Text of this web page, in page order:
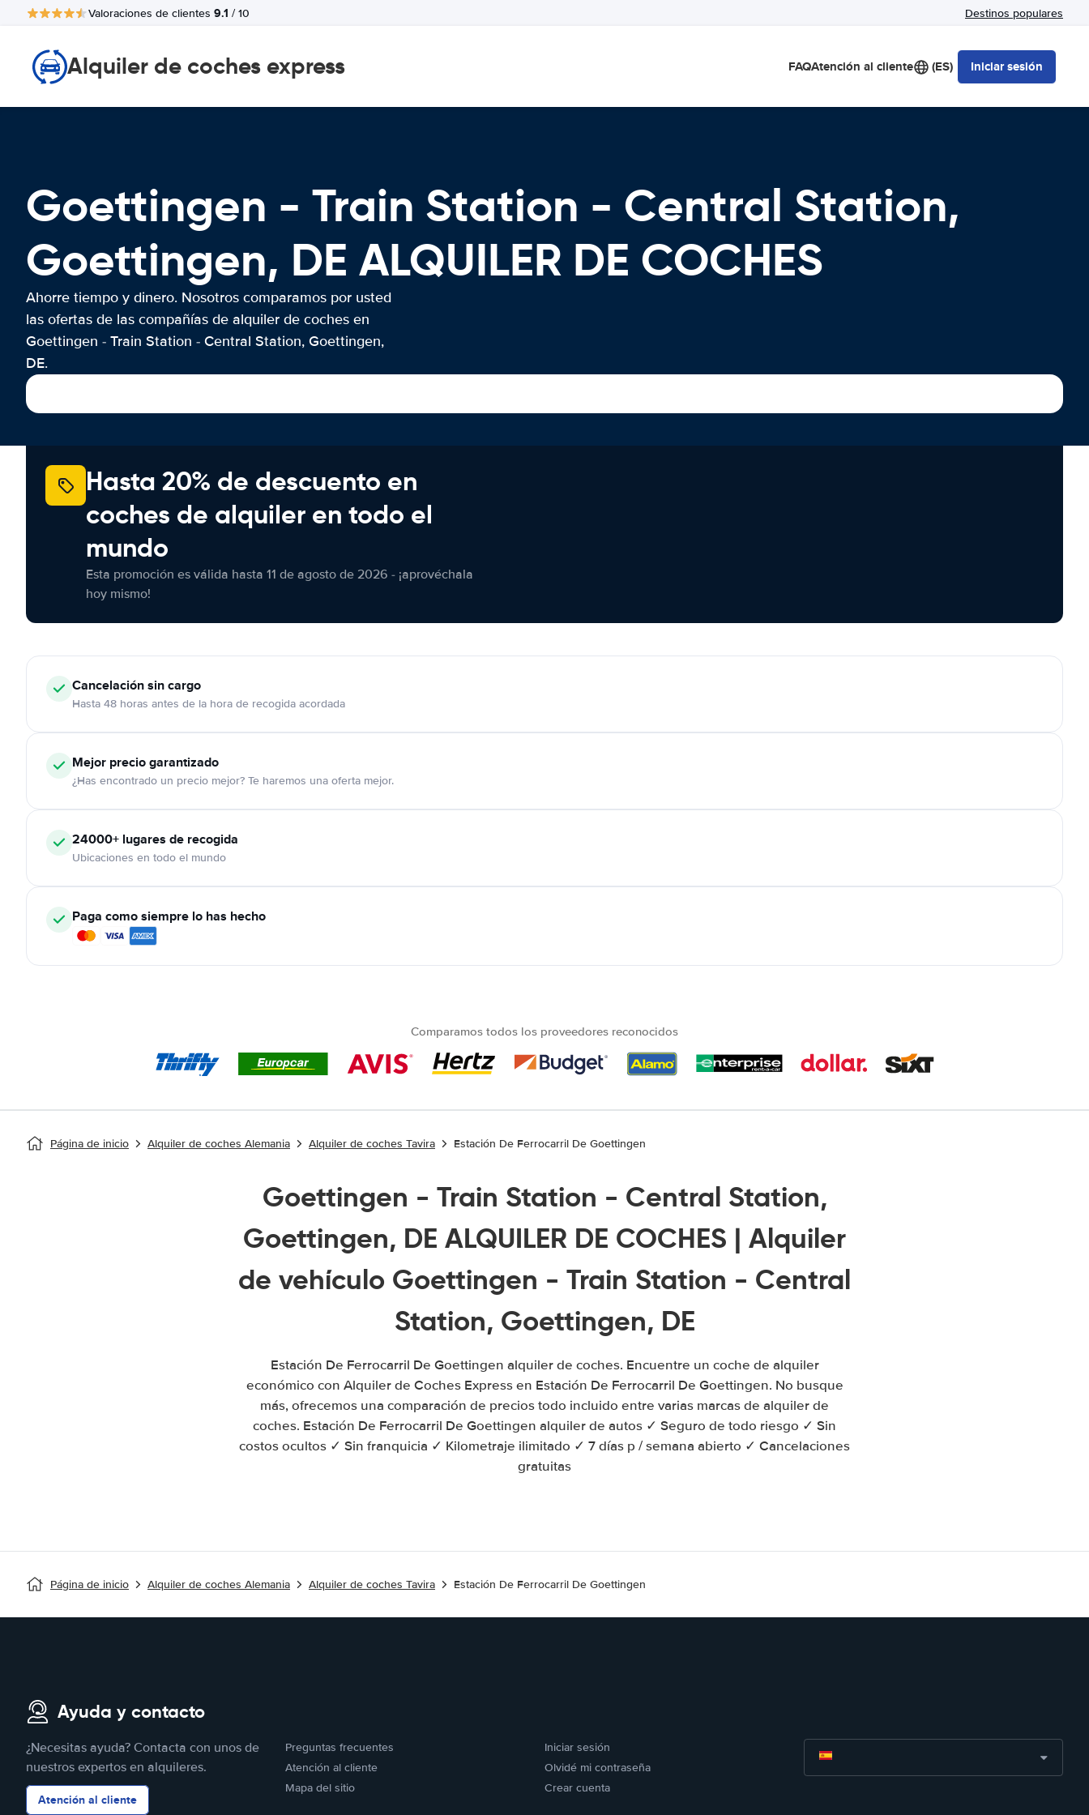
Valoraciones de clientes 9.1 / 10 Destinos populares
Alquiler de coches express FAQAtención al cliente (ES) Iniciar sesión
Goettingen - Train Station - Central Station,
Goettingen, DE ALQUILER DE COCHES
Ahorre tiempo y dinero. Nosotros comparamos por usted
las ofertas de las compañías de alquiler de coches en
Goettingen - Train Station - Central Station, Goettingen,
DE.
Hasta 20% de descuento en
coches de alquiler en todo el
mundo
Esta promoción es válida hasta 11 de agosto de 2026 - ¡aprovéchala
hoy mismo!
Cancelaciónsin cargo
Hasta 48 horas antes de la hora de recogida acordada
Mejor precio garantizado
¿Has encontrado un precio mejor? Te haremos una oferta mejor.
24000+ lugares de recogida
Ubicaciones en todo el mundo
Paga como siempre lo has hecho
Comparamos todos los proveedores reconocidos
Página de inicio Alquiler de coches Alemania Alquiler de coches Tavira Estación De Ferrocarril De Goettingen
Goettingen - Train Station - Central Station,
Goettingen, DE ALQUILER DE COCHES | Alquiler
de vehículo Goettingen - Train Station - Central
Station, Goettingen, DE
Estación De Ferrocarril De Goettingen alquiler de coches. Encuentre un coche de alquiler
económico con Alquiler de Coches Express en Estación De Ferrocarril De Goettingen. No busque
más, ofrecemos una comparación de precios todo incluido entre varias marcas de alquiler de
coches. Estación De Ferrocarril De Goettingen alquiler de autos ✓ Seguro de todo riesgo ✓ Sin
costos ocultos ✓ Sin franquicia ✓ Kilometraje ilimitado ✓ 7 días p / semana abierto ✓ Cancelaciones
gratuitas
Página de inicio Alquiler de coches Alemania Alquiler de coches Tavira Estación De Ferrocarril De Goettingen
Ayuda y contacto
¿Necesitas ayuda? Contacta con unos de
nuestros expertos en alquileres.
Atención al cliente
Preguntas frecuentes
Atención al cliente
Mapa del sitio
Iniciar sesión
Olvidé mi contraseña
Crear cuenta